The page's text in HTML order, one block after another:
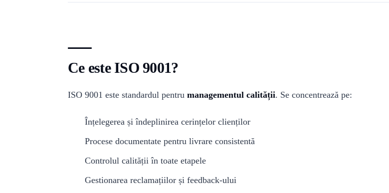
Ce este ISO 9001?
ISO 9001 este standardul pentru managementul calității. Se concentrează pe:
Înțelegerea și îndeplinirea cerințelor clienților
Procese documentate pentru livrare consistentă
Controlul calității în toate etapele
Gestionarea reclamațiilor și feedback-ului